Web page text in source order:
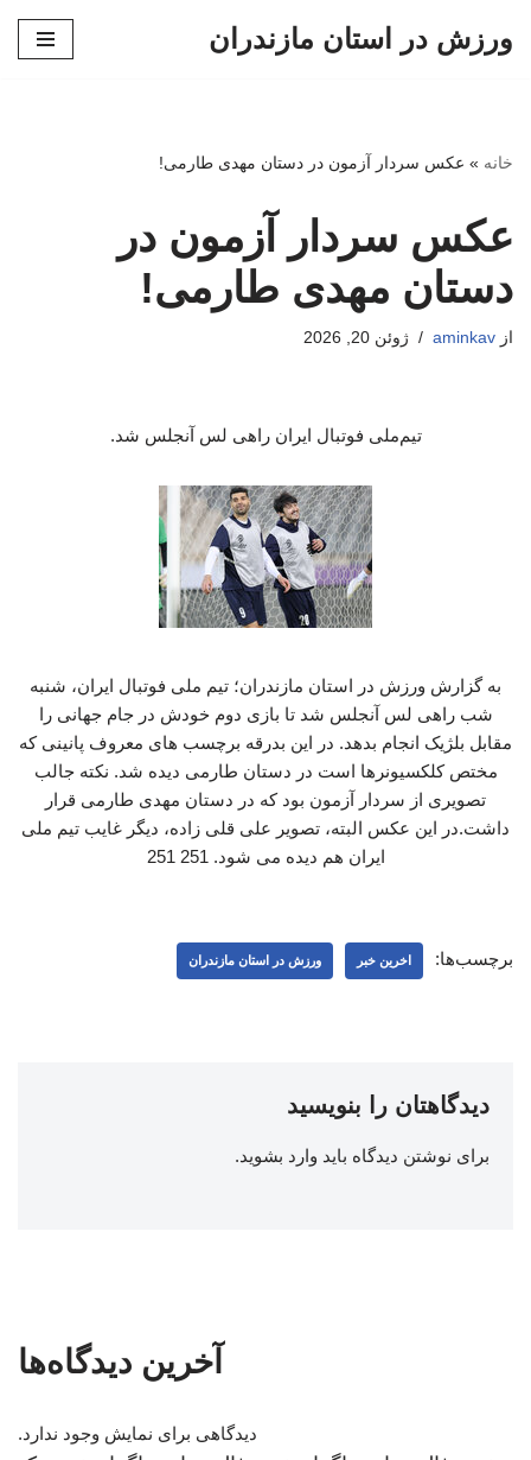
ورزش در استان مازندران
خانه » عکس سردار آزمون در دستان مهدی طارمی!
عکس سردار آزمون در
دستان مهدی طارمی!
از aminkav ژوئن 20, 2026
تیم‌ملی فوتبال ایران راهی لس آنجلس شد.
به گزارش ورزش در استان مازندران؛ تیم ملی فوتبال ایران، شنبه
شب راهی لس آنجلس شد تا بازی دوم خودش در جام جهانی را
مقابل بلژیک انجام بدهد. در این بدرقه برچسب های معروف پانینی که
مختص کلکسیونرها است در دستان طارمی دیده شد. نکته جالب
تصویری از سردار آزمون بود که در دستان مهدی طارمی قرار
داشت.در این عکس البته، تصویر علی قلی زاده، دیگر غایب تیم ملی
ایران هم دیده می شود. 251 251
برچسب‌ها: اخرین خبر ورزش در استان مازندران
دیدگاهتان را بنویسید
برای نوشتن دیدگاه باید وارد بشوید.
آخرین دیدگاه‌ها
دیدگاهی برای نمایش وجود ندارد.